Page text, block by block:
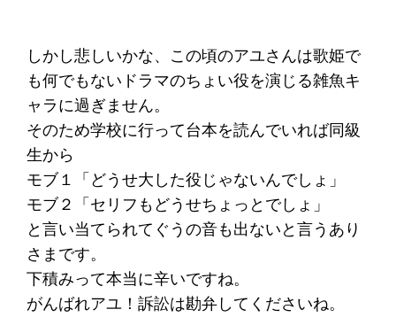
しかし悲しいかな、この頃のアユさんは歌姫で
も何でもないドラマのちょい役を演じる雑魚キ
ャラに過ぎません。
そのため学校に行って台本を読んでいれば同級
生から
モブ１「どうせ大した役じゃないんでしょ」
モブ２「セリフもどうせちょっとでしょ」
と言い当てられてぐうの音も出ないと言うあり
さまです。
下積みって本当に辛いですね。
がんばれアユ！訴訟は勘弁してくださいね。